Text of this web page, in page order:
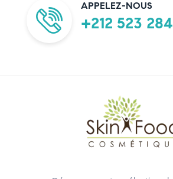
APPELEZ-NOUS
+212 523